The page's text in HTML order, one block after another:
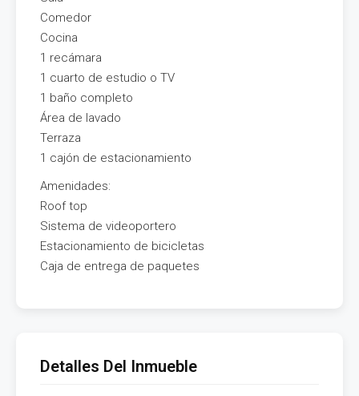
Comedor
Cocina
1 recámara
1 cuarto de estudio o TV
1 baño completo
Área de lavado
Terraza
1 cajón de estacionamiento
Amenidades:
Roof top
Sistema de videoportero
Estacionamiento de bicicletas
Caja de entrega de paquetes
Detalles Del Inmueble